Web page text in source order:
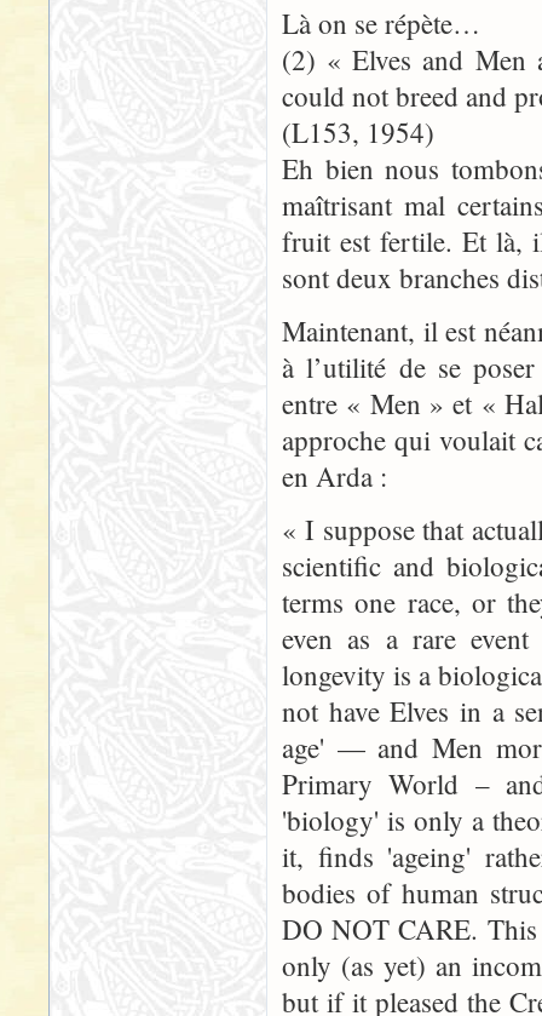
Là on se répète…
(2) « Elves and Men
could not breed and
(L153, 1954)
Eh bien nous
maîtrisant mal
fruit est fertile. Et là,
sont deux branches
Maintenant, il est
à l’utilité de se
entre « Men » et «
approche qui voulait
en Arda :
« I suppose that
scientific and
terms one race, or
even as a rare
longevity is a
not have Elves in a
age' — and Men
Primary World –
'biology' is only a
it, finds 'ageing'
bodies of human
DO NOT CARE.
only (as yet) an
but if it pleased the